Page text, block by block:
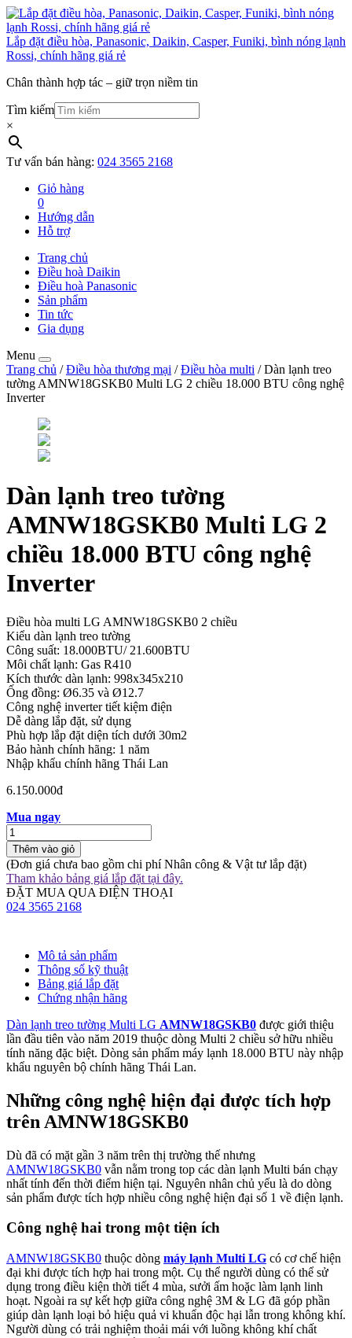
Lắp đặt điều hòa, Panasonic, Daikin, Casper, Funiki, bình nóng lạnh
Rossi, chính hãng giá rẻ
Chân thành hợp tác – giữ trọn niềm tin
Tìm kiếm
×
Tư vấn bán hàng: 024 3565 2168
Giỏ hàng
0
Hướng dẫn
Hỗ trợ
Trang chủ
Điều hoà Daikin
Điều hoà Panasonic
Sản phẩm
Tin tức
Gia dụng
Menu
Trang chủ /Điều hòa thương mại /Điều hòa multi / Dàn lạnh treo
tường AMNW18GSKB0 Multi LG 2 chiều 18.000 BTU công nghệ
Inverter
Dàn lạnh treo tường
AMNW18GSKB0 Multi LG 2
chiều 18.000 BTU công nghệ
Inverter
Điều hòa multi LG AMNW18GSKB0 2 chiều
Kiểu dàn lạnh treo tường
Công suất: 18.000BTU/ 21.600BTU
Môi chất lạnh: Gas R410
Kích thước dàn lạnh: 998x345x210
Ống đồng: Ø6.35 và Ø12.7
Công nghệ inverter tiết kiệm điện
Dễ dàng lắp đặt, sử dụng
Phù hợp lắp đặt diện tích dưới 30m2
Bảo hành chính hãng: 1 năm
Nhập khẩu chính hãng Thái Lan
6.150.000đ
Mua ngay
Thêm vào giỏ
(Đơn giá chưa bao gồm chi phí Nhân công & Vật tư lắp đặt)
Tham khảo bảng giá lắp đặt tại đây.
ĐẶT MUA QUA ĐIỆN THOẠI
024 3565 2168
Mô tả sản phẩm
Thông số kỹ thuật
Bảng giá lắp đặt
Chứng nhận hãng
Dàn lạnh treo tường Multi LG AMNW18GSKB0 được giới thiệu
lần đầu tiên vào năm 2019 thuộc dòng Multi 2 chiều sở hữu nhiều
tính năng đặc biệt. Dòng sản phẩm máy lạnh 18.000 BTU này nhập
khẩu nguyên bộ chính hãng Thái Lan.
Những công nghệ hiện đại được tích hợp
trên AMNW18GSKB0
Dù đã có mặt gần 3 năm trên thị trường thế nhưng
AMNW18GSKB0 vẫn nằm trong top các dàn lạnh Multi bán chạy
nhất tính đến thời điểm hiện tại. Nguyên nhân chủ yếu là do dòng
sản phẩm được tích hợp nhiều công nghệ hiện đại số 1 về điện lạnh.
Công nghệ hai trong một tiện ích
AMNW18GSKB0 thuộc dòng máy lạnh Multi LG có cơ chế hiện
đại khi được tích hợp hai trong một. Cụ thể người dùng có thể sử
dụng trong điều kiện thời tiết 4 mùa, sưởi ấm hoặc làm lạnh linh
hoạt. Ngoài ra sự kết hợp giữa công nghệ 3M & LG đã góp phần
giúp dàn lạnh loại bỏ hiệu quả vi khuẩn độc hại lẫn trong không khí.
Người dùng có trải nghiệm thoải mái với luồng không khí chất